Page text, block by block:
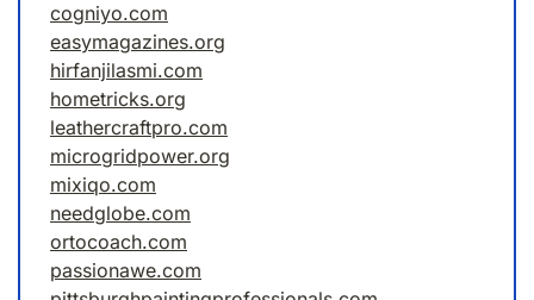
cogniyo.com
easymagazines.org
hirfanjilasmi.com
hometricks.org
leathercraftpro.com
microgridpower.org
mixiqo.com
needglobe.com
ortocoach.com
passionawe.com